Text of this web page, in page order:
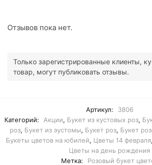
Отзывов пока нет.
Только зарегистрированные клиенты,
товар, могут публиковать отзывы.
Артикул:
3806
Категорий:
Акции, Букет из кустовых роз,
роз, Букет из эустомы, Букет роз, Букет
Букеты цветов на юбилей, Цветы 14 февраля,
Цветы на день рождения
Метка:
Розовый букет